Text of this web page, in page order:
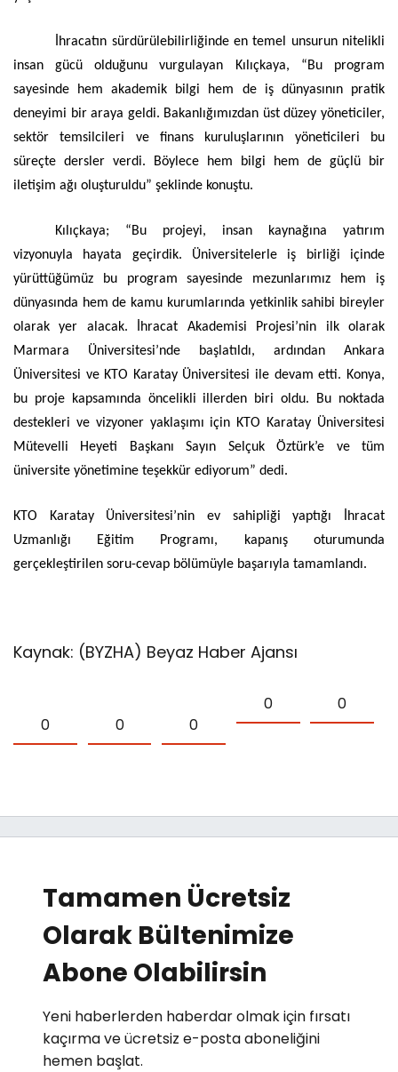
İhracatın sürdürülebilirliğinde en temel unsurun nitelikli
insan gücü olduğunu vurgulayan Kılıçkaya, “Bu program
sayesinde hem akademik bilgi hem de iş dünyasının pratik
deneyimi bir araya geldi. Bakanlığımızdan üst düzey yöneticiler,
sektör temsilcileri ve finans kuruluşlarının yöneticileri bu
süreçte dersler verdi. Böylece hem bilgi hem de güçlü bir
iletişim ağı oluşturuldu” şeklinde konuştu.
Kılıçkaya; “Bu projeyi, insan kaynağına yatırım
vizyonuyla hayata geçirdik. Üniversitelerle iş birliği içinde
yürüttüğümüz bu program sayesinde mezunlarımız hem iş
dünyasında hem de kamu kurumlarında yetkinlik sahibi bireyler
olarak yer alacak. İhracat Akademisi Projesi’nin ilk olarak
Marmara Üniversitesi’nde başlatıldı, ardından Ankara
Üniversitesi ve KTO Karatay Üniversitesi ile devam etti. Konya,
bu proje kapsamında öncelikli illerden biri oldu. Bu noktada
destekleri ve vizyoner yaklaşımı için KTO Karatay Üniversitesi
Mütevelli Heyeti Başkanı Sayın Selçuk Öztürk’e ve tüm
üniversite yönetimine teşekkür ediyorum” dedi.
KTO Karatay Üniversitesi’nin ev sahipliği yaptığı İhracat
Uzmanlığı Eğitim Programı, kapanış oturumunda
gerçekleştirilen soru-cevap bölümüyle başarıyla tamamlandı.
Kaynak: (BYZHA) Beyaz Haber Ajansı
0 0 0
0 0
Tamamen Ücretsiz
Olarak Bültenimize
Abone Olabilirsin
Yeni haberlerden haberdar olmak için fırsatı
kaçırma ve ücretsiz e-posta aboneliğini
hemen başlat.